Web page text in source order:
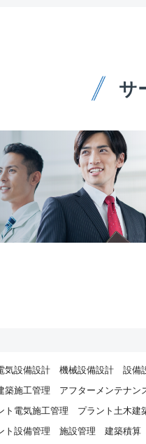
サ
気設備設計 機械設備設計 設備
築施工管理 アフターメンテナン
ト電気施工管理 プラント土木建
ト設備管理 施設管理 建築積算